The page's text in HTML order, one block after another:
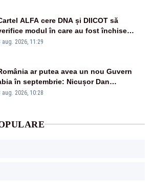
ALFA cere DNA și DIICOT să
modul în care au fost închise
pe cărbune
aug. 2026, 11:29
ar putea avea un nou Guvern
în septembrie: Nicușor Dan
noi consultări cu partidele
aug. 2026, 10:28